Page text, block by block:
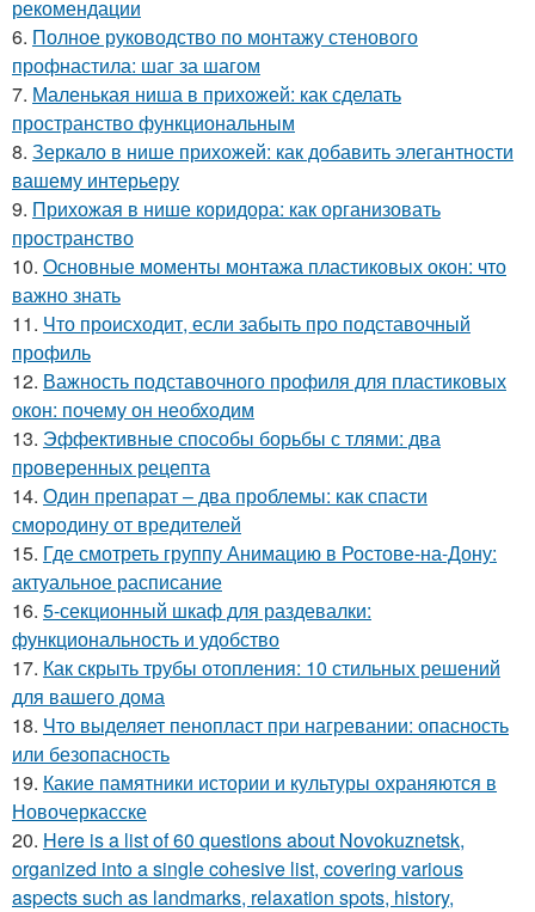
рекомендации
6. Полное руководство по монтажу стенового
профнастила: шаг за шагом
7. Маленькая ниша в прихожей: как сделать
пространство функциональным
8. Зеркало в нише прихожей: как добавить элегантности
вашему интерьеру
9. Прихожая в нише коридора: как организовать
пространство
10. Основные моменты монтажа пластиковых окон: что
важно знать
11. Что происходит, если забыть про подставочный
профиль
12. Важность подставочного профиля для пластиковых
окон: почему он необходим
13. Эффективные способы борьбы с тлями: два
проверенных рецепта
14. Один препарат – два проблемы: как спасти
смородину от вредителей
15. Где смотреть группу Анимацию в Ростове-на-Дону:
актуальное расписание
16. 5-секционный шкаф для раздевалки:
функциональность и удобство
17. Как скрыть трубы отопления: 10 стильных решений
для вашего дома
18. Что выделяет пенопласт при нагревании: опасность
или безопасность
19. Какие памятники истории и культуры охраняются в
Новочеркасске
20. Here is a list of 60 questions about Novokuznetsk,
organized into a single cohesive list, covering various
aspects such as landmarks, relaxation spots, history,